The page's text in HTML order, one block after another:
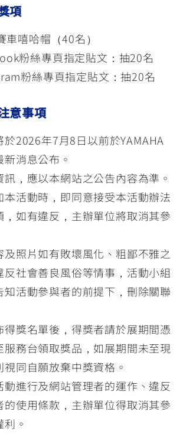
項
車嘻哈帽（40名）
粉絲專頁指定貼文：抽20名
粉絲專頁指定貼文：抽20名
意事項
於2026年7月8日以前於YAMAHA
消息公布。
訊，應以本網站之公告內容為準。
本活動時，即同意接受本活動辦法
，如有違反，主辦單位將取消其參
及照片如有敗壞風化、粗鄙不雅之
社會善良風俗等情事，活動小組
知活動參與者的前提下，刪除關聯
得獎名單後，得獎者請於展期間憑
服務台領取獎品，如展期間未至現
視同自願放棄中獎資格。
動進行及網站管理者的運作、違反
的使用條款，主辦單位得取消其參
。